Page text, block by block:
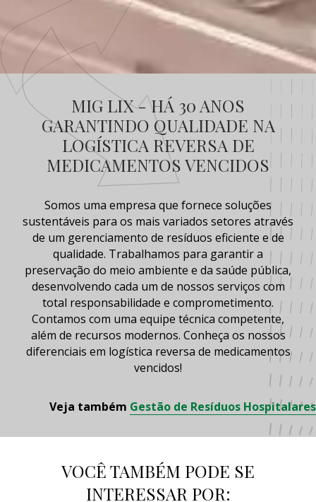
MIG LIX - HÁ 30 ANOS
GARANTINDO QUALIDADE NA
LOGÍSTICA REVERSA DE
MEDICAMENTOS VENCIDOS
Somos uma empresa que fornece soluções
sustentáveis para os mais variados setores através
de um gerenciamento de resíduos eficiente e de
qualidade. Trabalhamos para garantir a
preservação do meio ambiente e da saúde pública,
desenvolvendo cada um de nossos serviços com
total responsabilidade e comprometimento.
Contamos com uma equipe técnica competente,
além de recursos modernos. Conheça os nossos
diferenciais em logística reversa de medicamentos
vencidos!
Veja também Gestão de Resíduos Hospitalares
VOCÊ TAMBÉM PODE SE
INTERESSAR POR: